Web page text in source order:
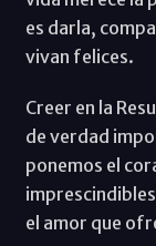
es darla,
vivan felices.
Creer en la
de verdad
ponemos el
el amor que